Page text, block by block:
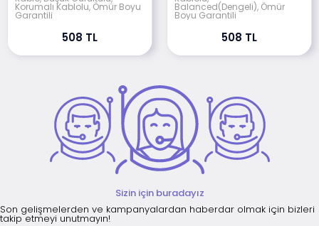
Korumalı Kablolu, Ömür Boyu
Garantili
508 TL
Balanced(Dengeli), Ömür
Boyu Garantili
508 TL
Sizin için buradayız
Son gelişmelerden ve kampanyalardan haberdar olmak için bizleri
takip etmeyi unutmayın!